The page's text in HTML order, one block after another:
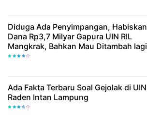
Diduga Ada Penyimpangan, Habiskan
Dana Rp3,7 Milyar Gapura UIN RIL
Mangkrak, Bahkan Mau Ditambah lagi 7
Milyar
Ada Fakta Terbaru Soal Gejolak di UIN
Raden Intan Lampung